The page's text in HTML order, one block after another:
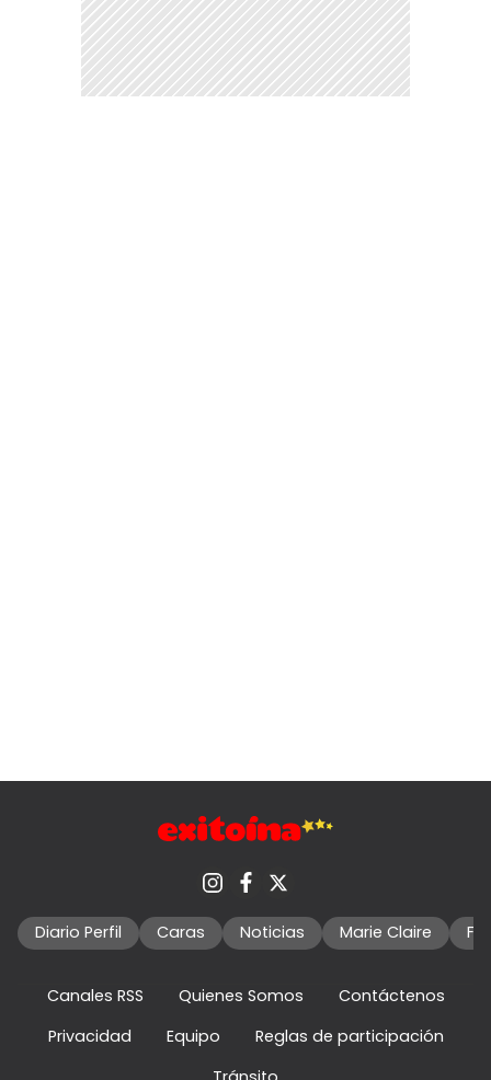
Diario Perfil Caras Noticias Marie Claire
Canales RSS Quienes Somos
Contáctenos
Privacidad
Equipo
Reglas de participación